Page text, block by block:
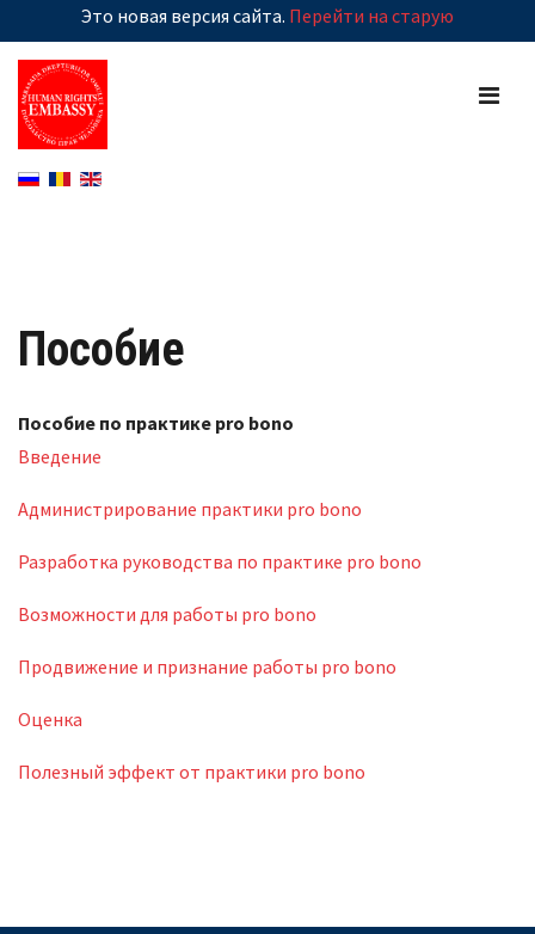
Это новая версия сайта. Перейти на старую
Пособие
Пособие по практике pro bono
Введение
Администрирование практики pro bono
Разработка руководства по практике pro bono
Возможности для работы pro bono
Продвижение и признание работы pro bono
Оценка
Полезный эффект от практики pro bono